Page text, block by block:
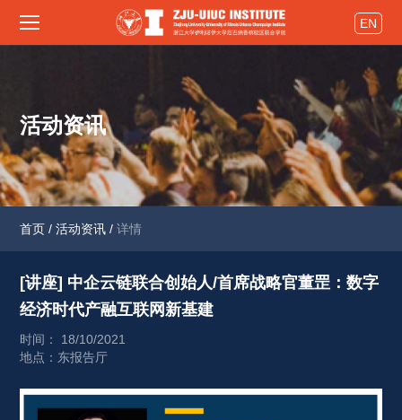
EN
活动资讯
首页 / 活动资讯 / 详情
[讲座] 中企云链联合创始人/首席战略官董罡：数字
经济时代产融互联网新基建
时间： 18/10/2021
地点：东报告厅